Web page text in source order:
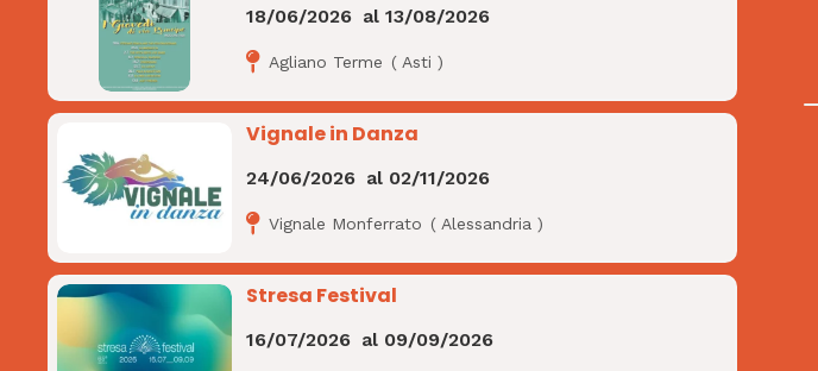
18/06/2026 al13/08/2026
Agliano Terme (Asti )
Vignale in Danza
24/06/2026 al 02/11/2026
Vignale Monferrato (Alessandria )
Stresa Festival
16/07/2026 al 09/09/2026